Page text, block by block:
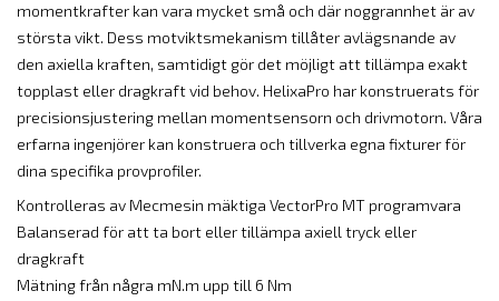
momentkrafter kan vara mycket små och där noggrannhet är av
största vikt. Dess motviktsmekanism tillåter avlägsnande av
den axiella kraften, samtidigt gör det möjligt att tillämpa exakt
topplast eller dragkraft vid behov. HelixaPro har konstruerats för
precisionsjustering mellan momentsensorn och drivmotorn. Våra
erfarna ingenjörer kan konstruera och tillverka egna fixturer för
dina specifika provprofiler.
Kontrolleras av Mecmesin mäktiga VectorPro MT programvara
Balanserad för att ta bort eller tillämpa axiell tryck eller
dragkraft
Mätning från några mN.m upp till 6 Nm